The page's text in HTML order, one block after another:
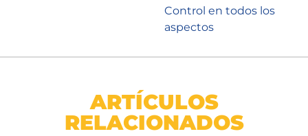
Control en todos los
aspectos
ARTÍCULOS
RELACIONADOS